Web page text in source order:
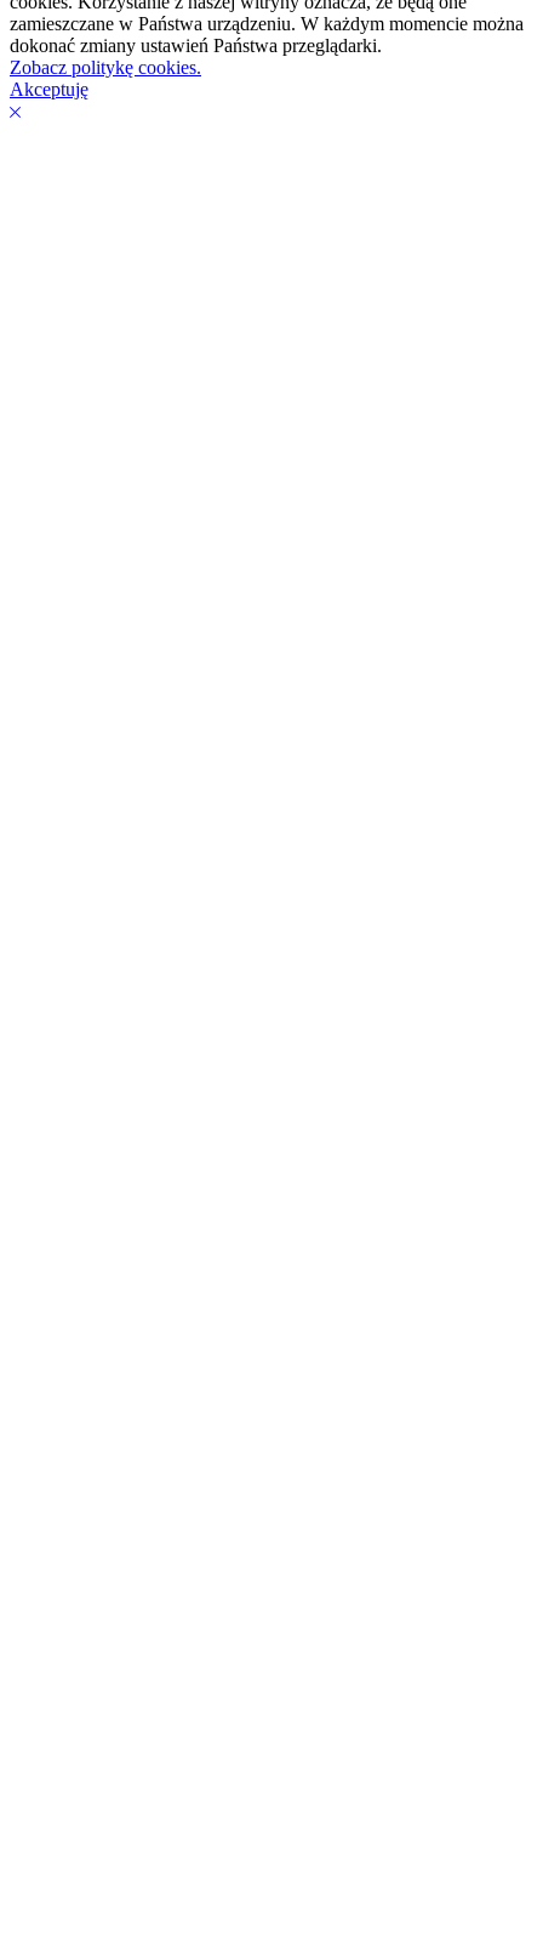
zamieszczane w Państwa urządzeniu. W każdym momencie można
dokonać zmiany ustawień Państwa przeglądarki.
Zobacz politykę cookies.
Akceptuję